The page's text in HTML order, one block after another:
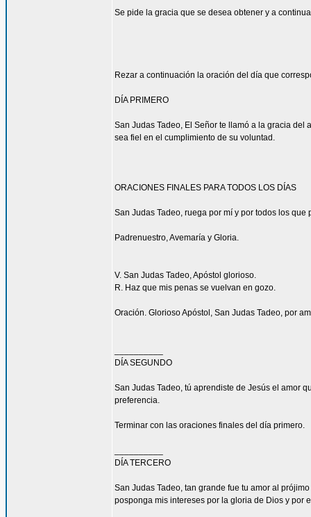
Se pide la gracia que se desea obtener y a
Rezar a continuación la oración del día que
DÍA PRIMERO
San Judas Tadeo, El Señor te llamó a la gracia
sea fiel en el cumplimiento de su voluntad.
ORACIONES FINALES PARA TODOS LOS DÍAS
San Judas Tadeo, ruega por mí y por todos los que
Padrenuestro, Avemaría y Gloria.
V. San Judas Tadeo, Apóstol glorioso.
R. Haz que mis penas se vuelvan en gozo.
Oración. Glorioso Apóstol, San Judas Tadeo, por
DÍA SEGUNDO
San Judas Tadeo, tú aprendiste de Jesús el amor
preferencia.
Terminar con las oraciones finales del día primero.
DÍA TERCERO
San Judas Tadeo, tan grande fue tu amor al
posponga mis intereses por la gloria de Dios y por